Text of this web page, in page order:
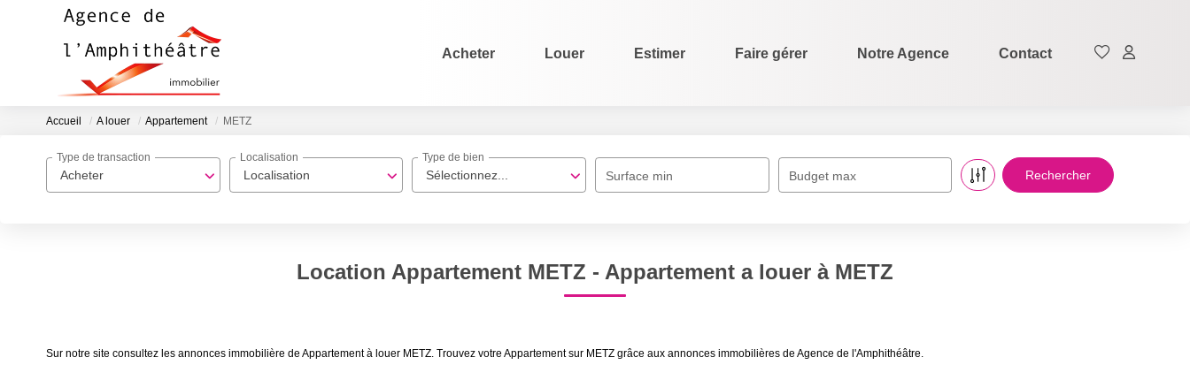
Acheter Louer Estimer Faire gérer Notre Agence Contact
Accueil A louer Appartement METZ
Acheter
Type de transaction
Localisation
Localisation
Sélectionnez...
Type de bien
Surface min Budget max
Location Appartement METZ - Appartement a louer à METZ
Sur notre site consultez les annonces immobilière de Appartement à louer METZ. Trouvez votre Appartement sur METZ grâce aux annonces immobilières de Agence de l'Amphithéâtre.